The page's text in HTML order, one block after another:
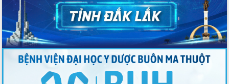
chức diễn tập trước ngày bầu cử
Chương trình “Gặp gỡ hữu nghị –
Friendship Meeting New Year 2026”
Bầu cử Quốc hội và HĐND: Cử tri Đắk
Lắk gửi gắm niềm tin, kỳ vọng vào lá
phiếu
Đắk Lắk sẵn sàng các điều kiện cho